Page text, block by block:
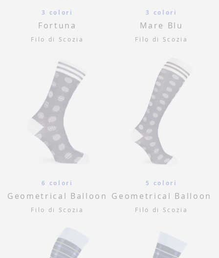
3 colori
Fortuna
Filo di Scozia
3 colori
Mare Blu
Filo di Scozia
6 colori
Geometrical Balloon
Filo di Scozia
5 colori
Geometrical Balloon
Filo di Scozia